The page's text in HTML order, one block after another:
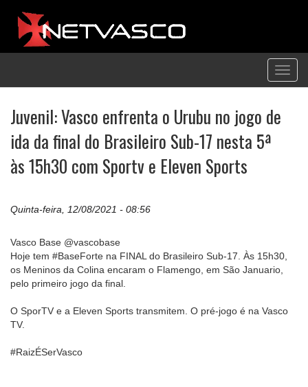
Juvenil: Vasco enfrenta o Urubu no jogo de
ida da final do Brasileiro Sub-17 nesta 5ª
às 15h30 com Sportv e Eleven Sports
Quinta-feira, 12/08/2021 - 08:56
Vasco Base @vascobase
Hoje tem #BaseForte na FINAL do Brasileiro Sub-17. Às 15h30,
os Meninos da Colina encaram o Flamengo, em São Januario,
pelo primeiro jogo da final.
O SporTV e a Eleven Sports transmitem. O pré-jogo é na Vasco
TV.
#RaizÉSerVasco